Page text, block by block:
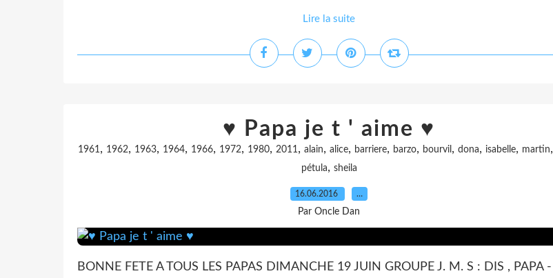
Lire la suite
♥ Papa je t ' aime ♥
1961, 1962, 1963, 1964, 1966, 1972, 1980, 2011, alain, alice, barriere, barzo, bourvil , dona, isabelle, martin,
pétula, sheila
16.06.2016 …
Par Oncle Dan
BONNE FETE A TOUS LES PAPAS DIMANCHE 19 JUIN GROUPE J. M. S : DIS , PAPA -